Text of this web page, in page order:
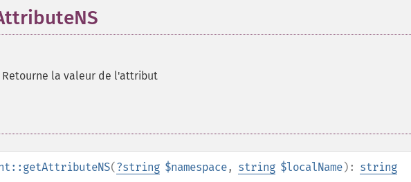
Retourne la valeur de l'attribut
(?string $namespace, string $localName): string